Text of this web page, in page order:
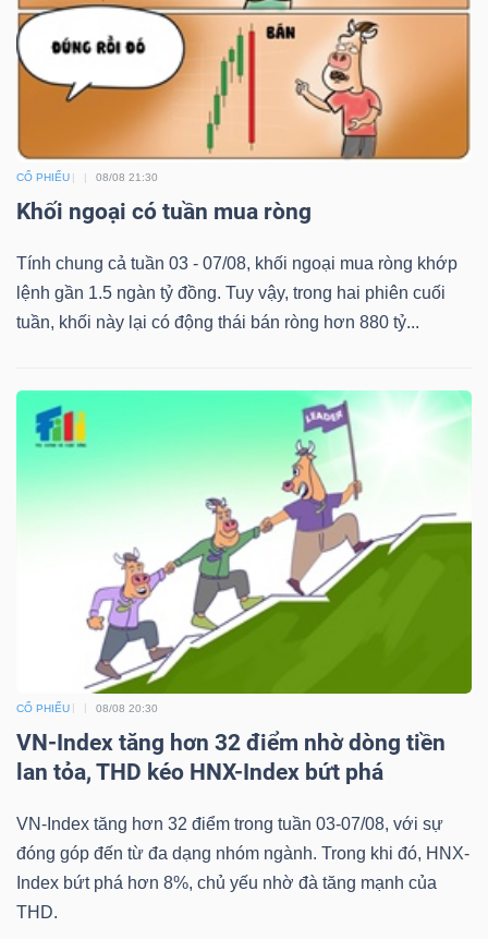
CỔ PHIẾU 08/08 21:30
Khối ngoại có tuần mua ròng
Tính chung cả tuần 03 - 07/08, khối ngoại mua ròng khớp
lệnh gần 1.5 ngàn tỷ đồng. Tuy vậy, trong hai phiên cuối
tuần, khối này lại có động thái bán ròng hơn 880 tỷ...
CỔ PHIẾU 08/08 20:30
VN-Index tăng hơn 32 điểm nhờ dòng tiền
lan tỏa, THD kéo HNX-Index bứt phá
VN-Index tăng hơn 32 điểm trong tuần 03-07/08, với sự
đóng góp đến từ đa dạng nhóm ngành. Trong khi đó, HNX-
Index bứt phá hơn 8%, chủ yếu nhờ đà tăng mạnh của
THD.